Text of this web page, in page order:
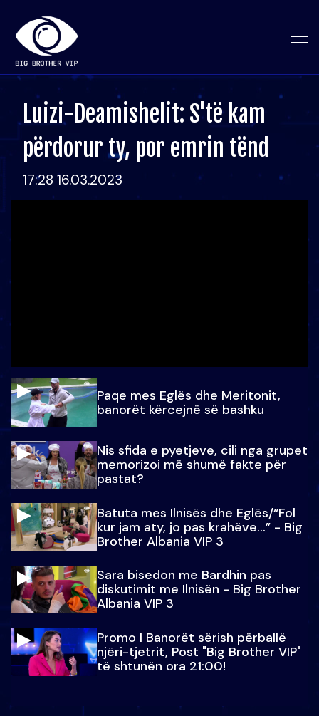
Luizi-Deamishelit: S'të kam
përdorur ty, por emrin tënd
17:28 16.03.2023
Paqe mes Eglës dhe Meritonit,
banorët kërcejnë së bashku
Nis sfida e pyetjeve, cili nga grupet
memorizoi më shumë fakte për
pastat?
Batuta mes Ilnisës dhe Eglës/“Fol
kur jam aty, jo pas krahëve…” - Big
Brother Albania VIP 3
Sara bisedon me Bardhin pas
diskutimit me Ilnisën - Big Brother
Albania VIP 3
Promo l Banorët sërish përballë
njëri-tjetrit, Post "Big Brother VIP"
të shtunën ora 21:00!